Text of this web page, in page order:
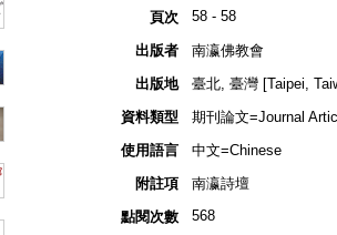
頁次 58 - 58
出版者
南瀛佛教會
出版地
臺北, 臺灣 [Taipei,
資料類型
期刊論文=Journal
使用語言
中文=Chinese
附註項
南瀛詩壇
點閱次數
568